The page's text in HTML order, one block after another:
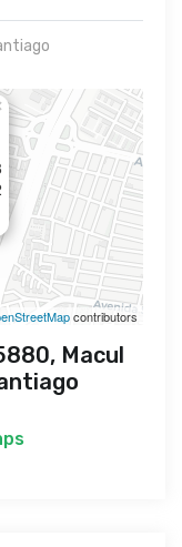
contributors
Macul